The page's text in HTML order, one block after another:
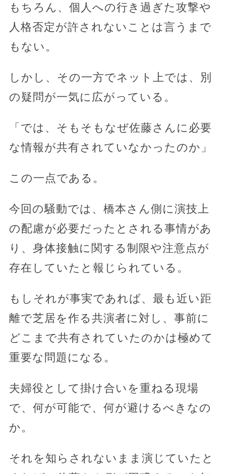
もちろん、個人への行き過ぎた攻撃や
人格否定が許されないことは言うまで
もない。
しかし、その一方でネット上では、別
の疑問が一気に広がっている。
「では、そもそもなぜ佐藤さんに必要
な情報が共有されていなかったのか」
この一点である。
今回の騒動では、橋本さん側に演技上
の配慮が必要だったとされる事情があ
り、身体接触に関する制限や注意点が
存在していたと報じられている。
もしそれが事実であれば、最も近い距
離で芝居を作る共演者に対し、事前に
どこまで共有されていたのかは極めて
重要な問題になる。
夫婦役として掛け合いを重ねる現場
で、何が可能で、何が避けるべきなの
か。
それを知らされないまま演じていたと